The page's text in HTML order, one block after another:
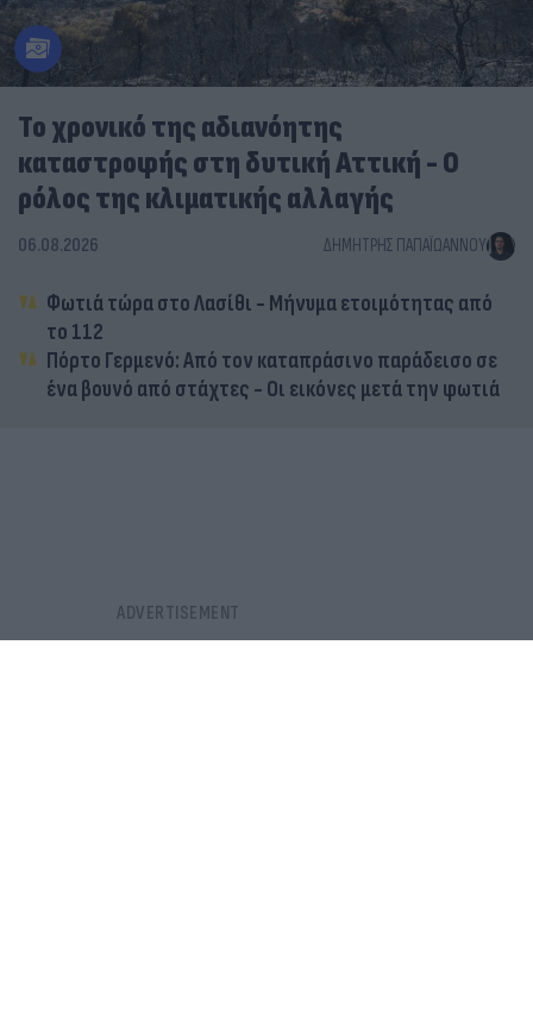
Το χρονικό της αδιανόητης
καταστροφής στη δυτική Αττική - Ο
ρόλος της κλιματικής αλλαγής
06.08.2026 ΔΗΜΉΤΡΗΣ ΠΑΠΑΪΩΆΝΝΟΥ
Φωτιά τώρα στο Λασίθι - Μήνυμα ετοιμότητας από
το 112
Πόρτο Γερμενό: Από τον καταπράσινο παράδεισο σε
ένα βουνό από στάχτες - Οι εικόνες μετά την φωτιά